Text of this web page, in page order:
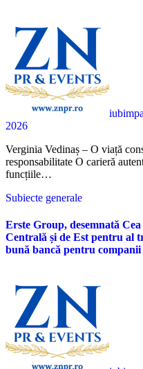
2026
Verginia Vedinaș – O viață construită pe muncă, demnitate și
responsabilitate O carieră
funcțiile…
Subiecte generale
Erste Group, desemnată
Centrală și de Est pentru al
bună bancă pentru